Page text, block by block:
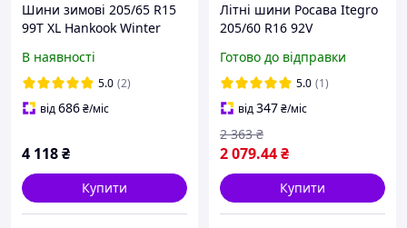
Шини зимові 205/65 R15
99T XL Hankook Winter
В наявності
5.0 (2)
від686₴/міс
4 118₴
Купити
Літні шини Росава Itegro
205/60 R16 92V
Готово до відправки
5.0 (1)
від347₴/міс
2 079.44₴
2 363 ₴
Купити